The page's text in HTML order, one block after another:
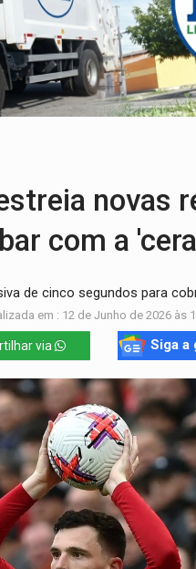
Antônio Ocampo
ao Iphan recuperação
de carne assada para
dos professores em PVH é
novas
com a
de cinco segundos para
em : 12 de Junho de 2026 às
via Siga a